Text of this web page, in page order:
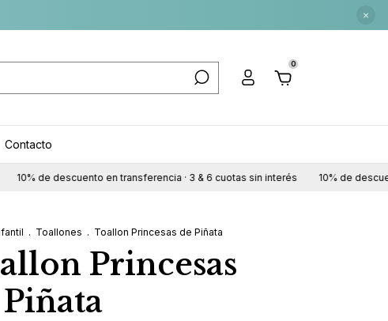
×
0
Contacto
de descuento en transferencia · 3 & 6 cuotas sin interés 10% de descuento
. Toallones . Toallon Princesas de Piñata
Princesas